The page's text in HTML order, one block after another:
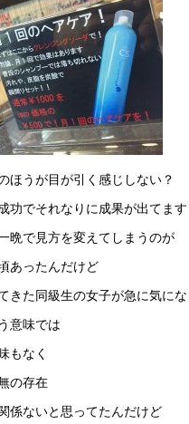
ほうが目が引く感じしない？
功でそれなりに成果が出てます
晩で見方を変えてしまうのが
あったんだけど
きた同級生の女子が急に気にな
意味では
もなく
の存在
係ないと思ってたんだけど